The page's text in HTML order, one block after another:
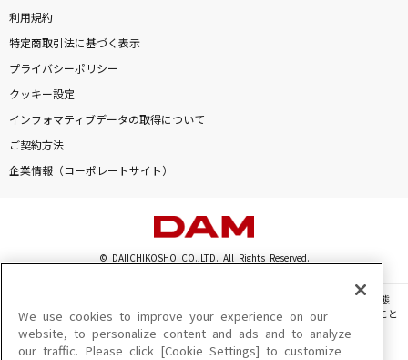
利用規約
特定商取引法に基づく表示
プライバシーポリシー
クッキー設定
インフォマティブデータの取得について
ご契約方法
企業情報（コーポレートサイト）
© DAIICHIKOSHO CO.,LTD. All Rights Reserved.
このサイトに掲載されている一切の文章・画像・写真・動画・音声等を、手段や形態
を問わず、著作権法の定める範囲を超えて無断で複製、転載、ファイル化などすること
を禁じます。
楽曲及びコンテンツは、機種によりご利用いただけない場合があります。
We use cookies to improve your experience on our
website, to personalize content and ads and to analyze
our traffic. Please click [Cookie Settings] to customize